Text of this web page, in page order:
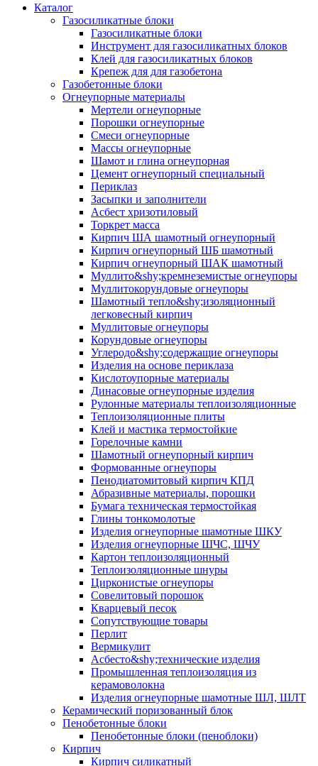
Каталог
Газосиликатные блоки
Газосиликатные блоки
Инструмент для газосиликатных блоков
Клей для газосиликатных блоков
Крепеж для для газобетона
Газобетонные блоки
Огнеупорные материалы
Мертели огнеупорные
Порошки огнеупорные
Смеси огнеупорные
Массы огнеупорные
Шамот и глина огнеупорная
Цемент огнеупорный специальный
Периклаз
Засыпки и заполнители
Асбест хризотиловый
Торкрет масса
Кирпич ША шамотный огнеупорный
Кирпич огнеупорный ШБ шамотный
Кирпич огнеупорный ШАК шамотный
Муллито&shy;­кремнеземистые огнеупоры
Муллито­корундовые огнеупоры
Шамотный тепло&shy;изоляционный
легковесный кирпич
Муллитовые огнеупоры
Корундовые огнеупоры
Углеродо&shy;содержащие огнеупоры
Изделия на основе периклаза
Кислотоупорные материалы
Динасовые огнеупорные изделия
Рулонные материалы теплоизоляционные
Тепло­изоляционные плиты
Клей и мастика термостойкие
Горелочные камни
Шамотный огнеупорный кирпич
Формованные огнеупоры
Пенодиатомитовый кирпич КПД
Абразивные материалы, порошки
Бумага техническая термостойкая
Глины тонкомолотые
Изделия огнеупорные шамотные ШКУ
Изделия огнеупорные ШЧС, ШЧУ
Картон теплоизоляционный
Теплоизоляционные шнуры
Цирконистые огнеупоры
Совелитовый порошок
Кварцевый песок
Сопутствующие товары
Перлит
Вермикулит
Асбесто&shy;технические изделия
Промышленная теплоизоляция из
керамоволокна
Изделия огнеупорные шамотные ШЛ, ШЛТ
Керамический поризованный блок
Пенобетонные блоки
Пенобетонные блоки (пеноблоки)
Кирпич
Кирпич силикатный